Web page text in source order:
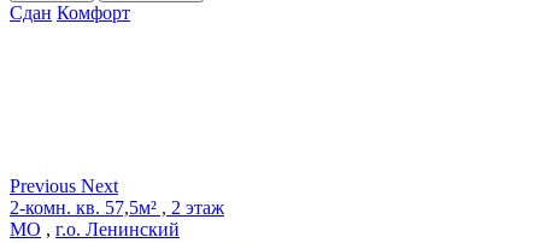
Сдан Комфорт
Previous Next
2-комн. кв. 57,5м² , 2 этаж
МО , г.о. Ленинский